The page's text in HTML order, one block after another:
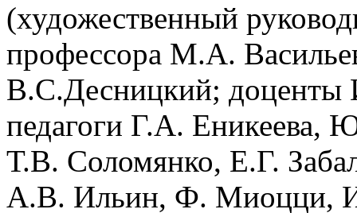
(художественный
профессора М.А.
В.С.Десницкий;
педагоги Г.А. Еникеева,
Т.В. Соломянко, Е.Г.
А.В. Ильин, Ф. Миоцци,